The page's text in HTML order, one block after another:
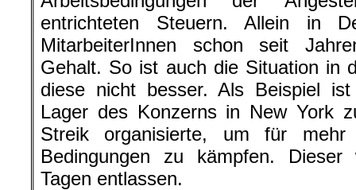
entrichteten Steuern. Allein in
MitarbeiterInnen schon seit
Gehalt. So ist auch die Situation in
diese nicht besser. Als Beispiel
Lager des Konzerns in New York
Streik organisierte, um für mehr
Bedingungen zu kämpfen.
Tagen entlassen.